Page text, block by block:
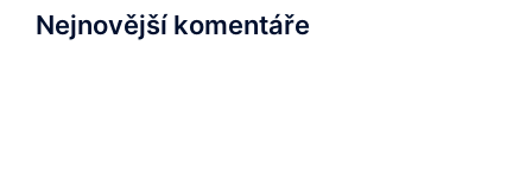
Nejnovější komentáře